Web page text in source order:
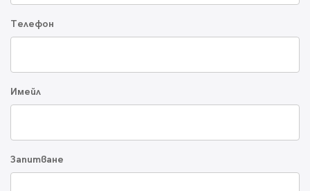
Телефон
Имейл
Запитване